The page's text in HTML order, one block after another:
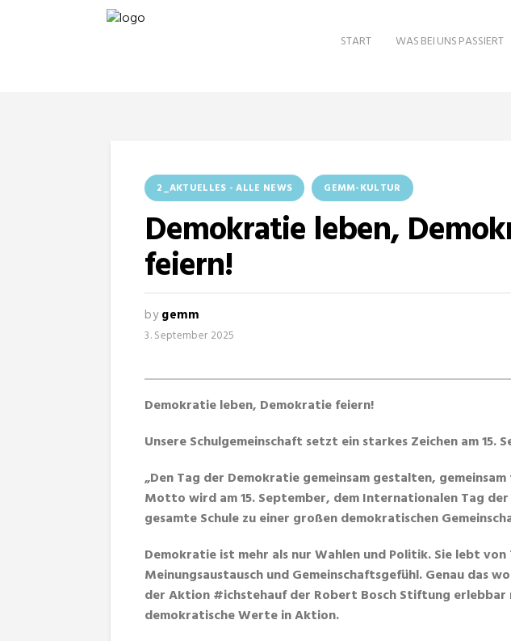
START WAS BEI UNS PASSIERT
2_AKTUELLES - ALLE NEWS GEMM-KULTUR
Demokratie leben,
feiern!
bygemm
3. September 2025
Demokratie leben, Demokratie feiern!
Unsere Schulgemeinschaft setzt ein starkes Zeichen am 15.
„Den Tag der Demokratie gemeinsam gestalten,
Motto wird am 15. September, dem Internationalen Tag
gesamte Schule zu einer großen demokratischen
Demokratie ist mehr als nur Wahlen und Politik. Sie lebt von
Meinungsaustausch und Gemeinschaftsgefühl. Genau das
der Aktion #ichstehauf der Robert Bosch Stiftung erlebbar
demokratische Werte in Aktion.